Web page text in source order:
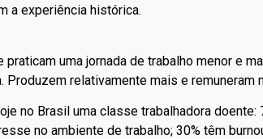
a experiência histórica.
uma jornada de trabalho menor e
relativamente mais e remuneram
no Brasil uma classe trabalhadora doente:
no ambiente de trabalho; 30% têm